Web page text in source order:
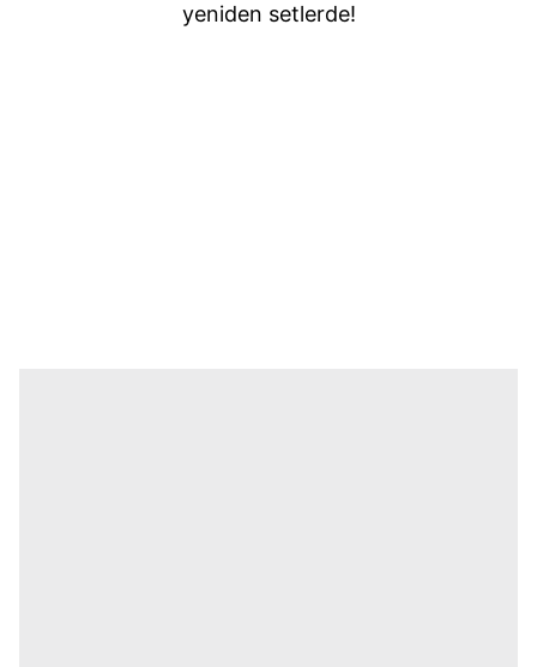
yeniden setlerde!